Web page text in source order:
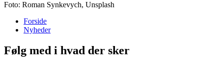
Foto: Roman Synkevych, Unsplash
Forside
Nyheder
Følg med i hvad der sker